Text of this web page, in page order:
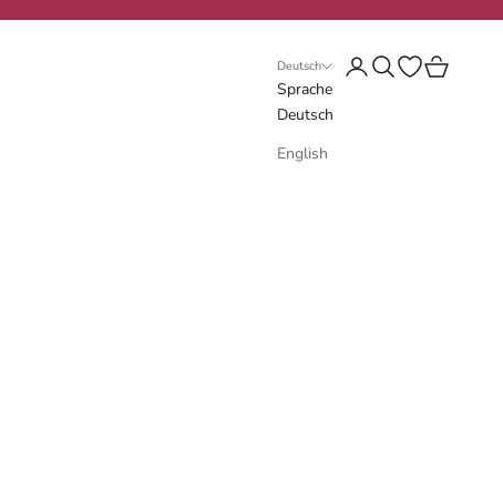
Deutsch
Sprache
Deutsch
English
Anmelden
SuchenWunschliste
Warenkorb